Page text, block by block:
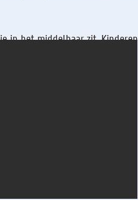
in het middelbaar zit. Kinderen